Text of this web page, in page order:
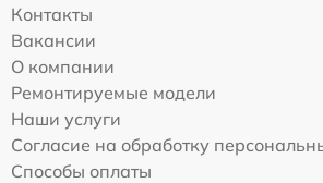
Контакты
Вакансии
О компании
Ремонтируемые модели
Наши услуги
Согласие на обработку
Способы оплаты